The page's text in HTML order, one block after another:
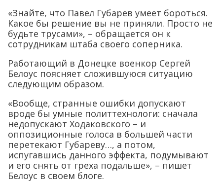
«Знайте, что Павел Губарев умеет бороться.
Какое бы решение вы не приняли. Просто не
будьте трусами», – обращается он к
сотрудникам штаба своего соперника.
Работающий в Донецке военкор Сергей
Белоус поясняет сложившуюся ситуацию
следующим образом.
«Вообще, странные ошибки допускают
вроде бы умные политтехнологи: сначала
недопускают Ходаковского – и
оппозиционные голоса в большей части
перетекают Губареву…, а потом,
испугавшись данного эффекта, подумывают
и его снять от греха подальше», – пишет
Белоус в своем блоге.